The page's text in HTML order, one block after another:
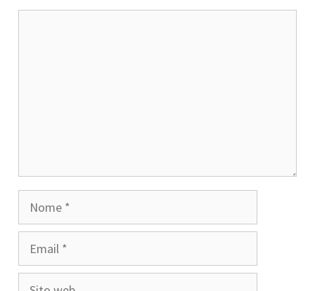
Nome
Email
Sito